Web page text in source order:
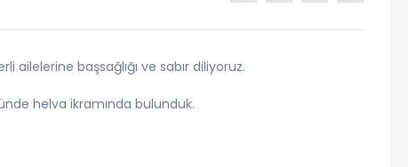
başsağlığı ve sabır diliyoruz.
helva ikramında bulunduk.